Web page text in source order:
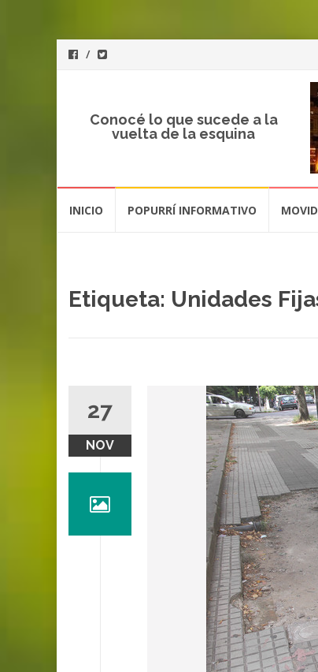
Conocé lo que sucede a la
vuelta de la esquina
INICIO POPURRÍ INFORMATIVO
Etiqueta: Unidades
27
NOV